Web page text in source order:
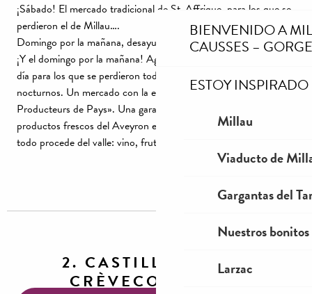
BIENVENIDO A
CAUSSES –
ESTOY INSPIRADO
Millau
Viaducto de
Gargantas del
Nuestros
Larzac
¡Sábado! El mercado tradicional de St-Affrique, para los que se
perdieron el de Millau….
Domingo por la mañana, desayuno en Aguessac
¡Y el domingo por la mañana! Aguessac Una sesión de puesta al
día para los que se perdieron todos los otros mercados
nocturnos. Un mercado con la etiqueta «Marché des
Producteurs de Pays». Una garantía más de que encontrará
productos frescos del Aveyron en los puestos de Aguessac:
todo procede del valle: vino, frutas, verduras, miel, etc.
2. CASTILLO DE
CRÈVECOEUR